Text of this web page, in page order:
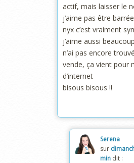
actif, mais laisser le
j’aime pas être
nyx c’est vraiment
j’aime aussi
n’ai pas encore
vende, ça vient pour
d’internet
bisous bisous !!
Serena
sur
min dit :